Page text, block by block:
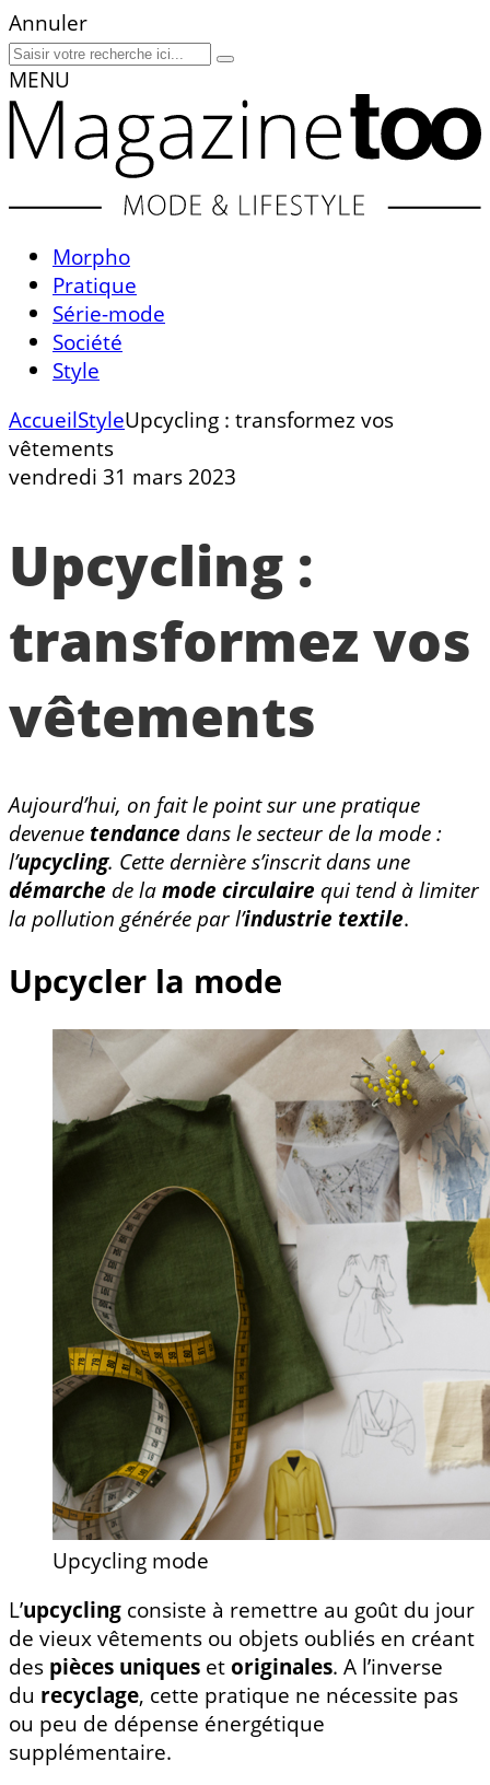
Annuler
MENU
Morpho
Pratique
Série-mode
Société
Style
AccueilStyleUpcycling : transformez vos
vêtements
vendredi 31 mars 2023
Upcycling :
transformez vos
vêtements
Aujourd’hui, on fait le point sur une pratique
devenue tendance dans le secteur de la mode :
l’upcycling. Cette dernière s’inscrit dans une
démarche de lamode circulaire qui tend à limiter
la pollution générée par l’industrie textile.
Upcycler la mode
Upcycling mode
L’upcycling consiste à remettre au goût du jour
de vieux vêtements ou objets oubliés en créant
des pièces uniques etoriginales. A l’inverse
du recyclage, cette pratique ne nécessite pas
ou peu de dépense énergétique
supplémentaire.